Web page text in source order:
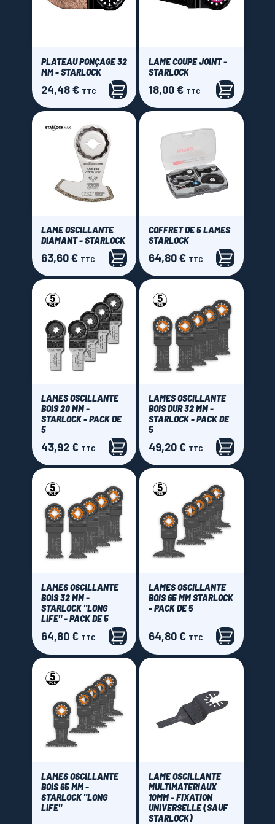
PLATEAU PONÇAGE 32
MM - STARLOCK
Prix
24,48 € TTC
LAME COUPE JOINT -
STARLOCK
Prix
18,00 € TTC
LAME OSCILLANTE
DIAMANT - STARLOCK
Prix
63,60 € TTC
COFFRET DE 5 LAMES
STARLOCK
Prix
64,80 € TTC
LAMES OSCILLANTE
BOIS 20 MM -
STARLOCK - PACK DE
5
Prix
43,92 € TTC
LAMES OSCILLANTE
BOIS DUR 32 MM -
STARLOCK - PACK DE
5
Prix
49,20 € TTC
LAMES OSCILLANTE
BOIS 32 MM -
STARLOCK "LONG
LIFE" - PACK DE 5
Prix
64,80 € TTC
LAMES OSCILLANTE
BOIS 65 MM STARLOCK
- PACK DE 5
Prix
64,80 € TTC
LAMES OSCILLANTE
BOIS 65 MM -
STARLOCK "LONG
LIFE"
LAME OSCILLANTE
MULTIMATERIAUX
10MM - FIXATION
UNIVERSELLE (SAUF
STARLOCK)